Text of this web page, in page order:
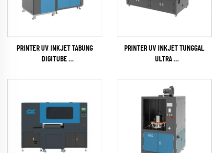
PRINTER UV INKJET TABUNG
DIGITUBE
PRINTER UV INKJET TUNGGAL
ULTRA